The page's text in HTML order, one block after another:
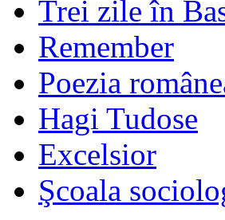
Trei zile în
Remember
Poezia
Hagi Tudose
Excelsior
Şcoala